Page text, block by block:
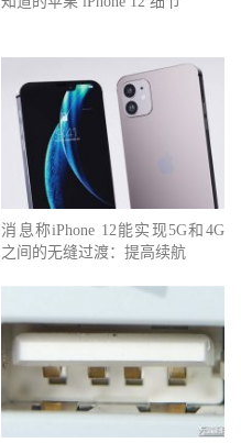
消息称iPhone 12能实现5G和4G
之间的无缝过渡：提高续航